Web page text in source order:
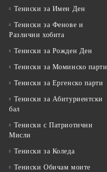
Тениски за Имен Ден
Тениски за Фенове и
Различни хобита
Тениски за Рожден Ден
Тениски за Mоминско парти
Тениски за Eргенско парти
Тениски за Aбитуриентски
бал
Тениски с Патриотични
Мисли
Тениски за Коледа
Тениски Обичам моите